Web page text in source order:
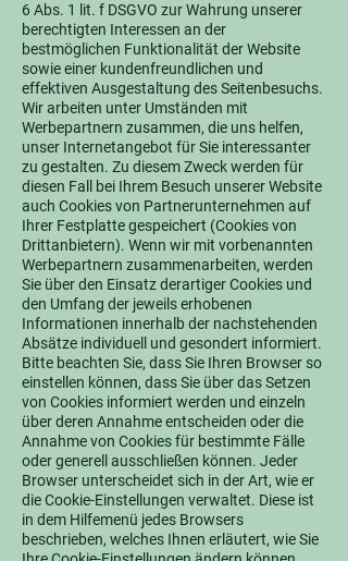
6 Abs. 1 lit. f DSGVO zur Wahrung unserer
berechtigten Interessen an der
bestmöglichen Funktionalität der Website
sowie einer kundenfreundlichen und
effektiven Ausgestaltung des Seitenbesuchs.
Wir arbeiten unter Umständen mit
Werbepartnern zusammen, die uns helfen,
unser Internetangebot für Sie interessanter
zu gestalten. Zu diesem Zweck werden für
diesen Fall bei Ihrem Besuch unserer Website
auch Cookies von Partnerunternehmen auf
Ihrer Festplatte gespeichert (Cookies von
Drittanbietern). Wenn wir mit vorbenannten
Werbepartnern zusammenarbeiten, werden
Sie über den Einsatz derartiger Cookies und
den Umfang der jeweils erhobenen
Informationen innerhalb der nachstehenden
Absätze individuell und gesondert informiert.
Bitte beachten Sie, dass Sie Ihren Browser so
einstellen können, dass Sie über das Setzen
von Cookies informiert werden und einzeln
über deren Annahme entscheiden oder die
Annahme von Cookies für bestimmte Fälle
oder generell ausschließen können. Jeder
Browser unterscheidet sich in der Art, wie er
die Cookie-Einstellungen verwaltet. Diese ist
in dem Hilfemenü jedes Browsers
beschrieben, welches Ihnen erläutert, wie Sie